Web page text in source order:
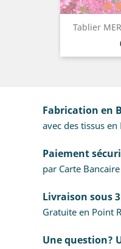
Tablier
Fabrication en
avec des tissus en
Paiement
par Carte
Livraison sous
Gratuite en Point
Une question?